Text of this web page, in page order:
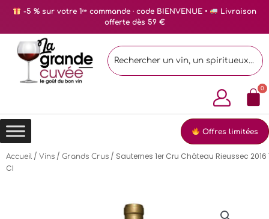
-5 % sur votre 1ʳᵉ commande · code BIENVENUE •
Livraison
offerte dès 59 €
Offres limitées
Accueil / Vins / Grands Crus / Sauternes 1er Cru Château Rieussec 2016
Cl